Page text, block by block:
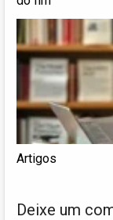
Artigos
Deixe um